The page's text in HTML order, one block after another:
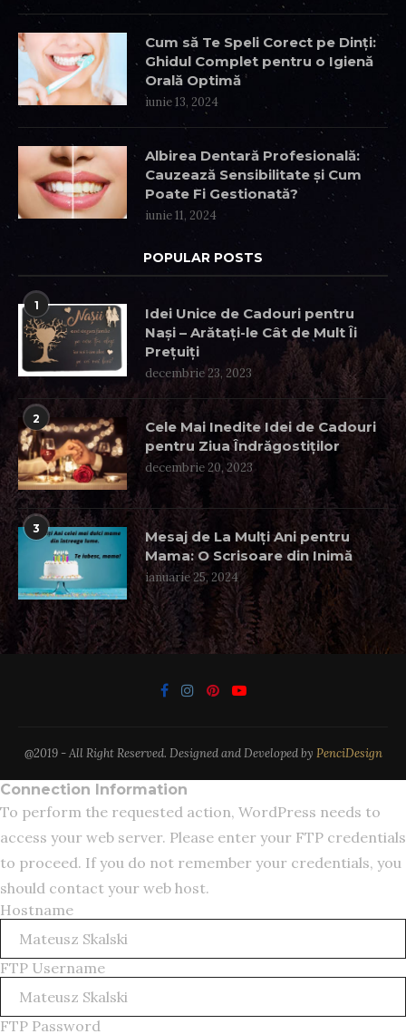
Cum să Te Speli Corect pe Dinți:
Ghidul Complet pentru o Igienă
Orală Optimă
iunie 13, 2024
Albirea Dentară Profesională:
Cauzează Sensibilitate și Cum
Poate Fi Gestionată?
iunie 11, 2024
POPULAR POSTS
1
Idei Unice de Cadouri pentru
Nași – Arătați-le Cât de Mult Îi
Prețuiți
decembrie 23, 2023
2
Cele Mai Inedite Idei de Cadouri
pentru Ziua Îndrăgostiților
decembrie 20, 2023
3
Mesaj de La Mulți Ani pentru
Mama: O Scrisoare din Inimă
ianuarie 25, 2024
@2019 - All Right Reserved. Designed and Developed by PenciDesign
Connection Information
To perform the requested action, WordPress needs to
access your web server. Please enter your FTP credentials
to proceed. If you do not remember your credentials, you
should contact your web host.
Hostname
FTP Username
FTP Password